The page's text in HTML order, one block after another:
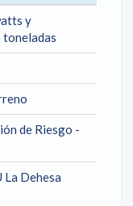
y
toneladas
de Riesgo -
Dehesa